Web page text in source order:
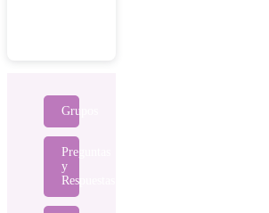
Grupos
Preguntas
y
Respuestas